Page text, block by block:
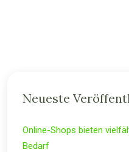
Neueste
Online-Shops bieten
Bedarf